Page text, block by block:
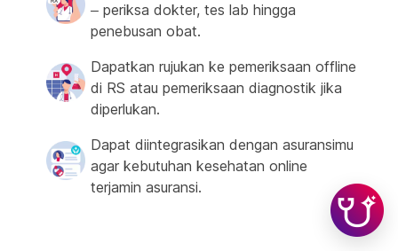
– periksa dokter, tes lab hingga
penebusan obat.
Dapatkan rujukan ke pemeriksaan offline
di RS atau pemeriksaan diagnostik jika
diperlukan.
Dapat diintegrasikan dengan asuransimu
agar kebutuhan kesehatan online
terjamin asuransi.